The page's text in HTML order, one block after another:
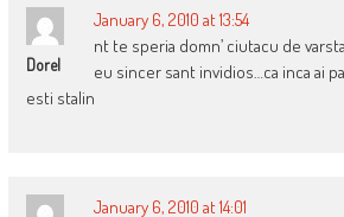
Dorel
January 6, 2010 at 13:54
nt te speria domn’ ciutacu de
eu sincer sant invidios…ca inca ai
esti stalin
January 6, 2010 at 14:01